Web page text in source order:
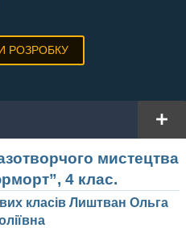
РОЗРОБКУ
мистецтва
4 клас.
класів Лиштван Ольга